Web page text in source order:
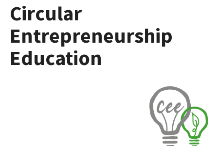
Circular
Entre­preneur­ship
Education